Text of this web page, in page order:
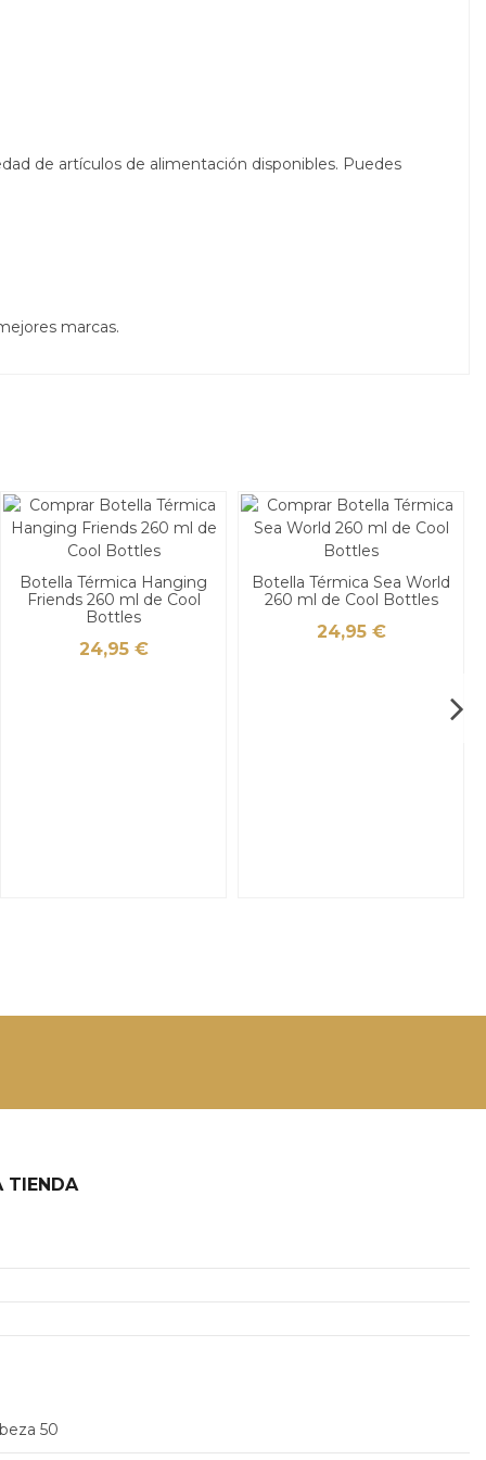
de artículos de alimentación disponibles. Puedes
marcas.
Botella Térmica Hanging
Friends 260 ml de Cool
Bottles
24,95 €
Botella Térmica Sea World
260 ml de Cool Bottles
24,95 €
TIENDA
50